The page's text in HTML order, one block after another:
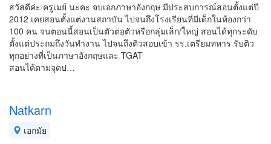
สวัสดีค่ะ ครูเมย์ นะคะ จบเอกภาษาอังกฤษ มีประสบการณ์สอนตั้งแต่ปี
2012 เคยสอนตั้งแต่งานสถาบัน ไปจนถึงโรงเรียนที่มีเด็กในห้องกว่า
100 คน จนตอนนี้สอนเป็นตัวต่อตัวหรือกลุ่มเล็ก/ใหญ่ สอนได้ทุกระดับ
ตั้งแต่ประถมถึงวันทำงาน ไปจนถึงติวสอบเข้า รร.เตรียมทหาร รับติว
ทุกอย่างที่เป็นภาษาอังกฤษและ TGAT
สอนได้ตามจุดป…
Natkarn
เอกมัย